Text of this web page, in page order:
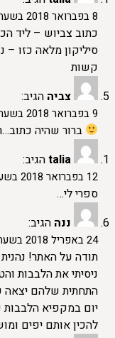
8 בפברואר 2018 בשעה 21:29
סיליקון מלאה כזו
קשות
צביה הגיב:
9 בפברואר 2018 בשעה 03:10
ברור שהיה
taliaהגיב:
12 בפברואר 2018 בשעה 18:23
ספרי לי…
ננה הגיב:
24 באפריל 2018 בשעה 11:54
תודה על האתר!
ניסיתי את הלבבות
התחתית שלהם יצאה
יום במקפיא הלבבות
להכין אותם יפים